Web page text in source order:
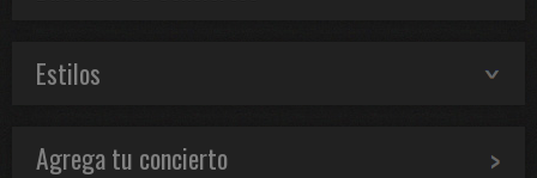
Estilos
Agrega tu concierto